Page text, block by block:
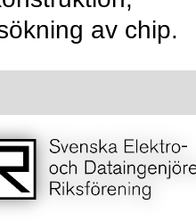
av chip.